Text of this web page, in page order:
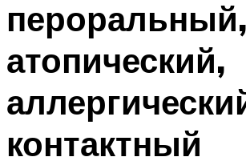
пероральный,
атопический,
контактный